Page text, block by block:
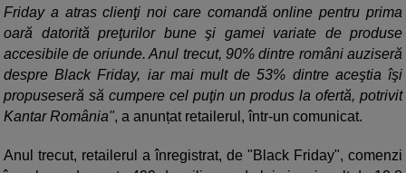
Friday a atras clienţi noi care comandă online pentru prima
oară datorită preţurilor bune şi gamei variate de produse
accesibile de oriunde. Anul trecut, 90% dintre români auziseră
despre Black Friday, iar mai mult de 53% dintre aceştia îşi
propuseseră să cumpere cel puţin un produs la ofertă, potrivit
Kantar România", a anunțat retailerul, într-un comunicat.
Anul trecut, retailerul a înregistrat, de "Black Friday", comenzi